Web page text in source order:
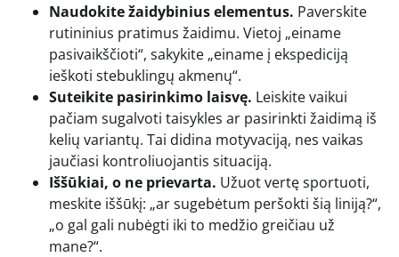
Naudokite žaidybinius elementus. Paverskite
rutininius pratimus žaidimu. Vietoj „einame
pasivaikščioti“, sakykite „einame į ekspediciją
ieškoti stebuklingų akmenų“.
Suteikite pasirinkimo laisvę. Leiskite vaikui
pačiam sugalvoti taisykles ar pasirinkti žaidimą iš
kelių variantų. Tai didina motyvaciją, nes vaikas
jaučiasi kontroliuojantis situaciją.
Iššūkiai, o ne prievarta. Užuot vertę sportuoti,
meskite iššūkį: „ar sugebėtum peršokti šią liniją?“,
„o gal gali nubėgti iki to medžio greičiau už
mane?“.